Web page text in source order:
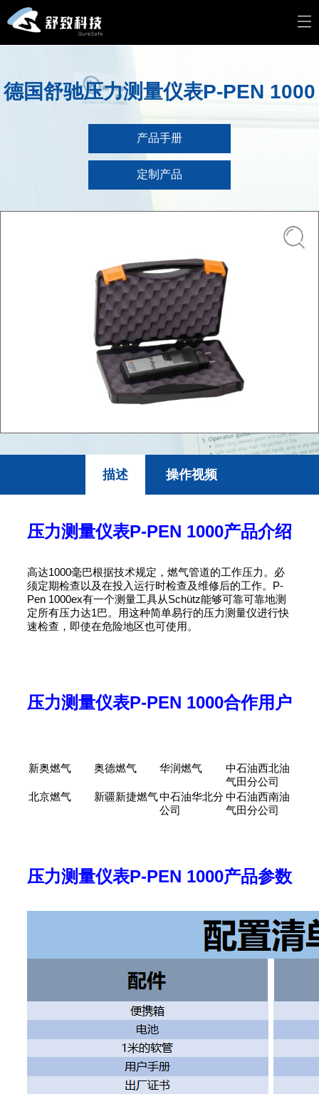
德国舒驰压力测量仪表P-PEN 1000
产品手册
定制产品
描述 操作视频
压力测量仪表P-PEN 1000产品介绍
高达1000毫巴根据技术规定，燃气管道的工作压力。必
须定期检查以及在投入运行时检查及维修后的工作。P-
Pen 1000ex有一个测量工具从Schütz能够可靠可靠地测
定所有压力达1巴。用这种简单易行的压力测量仪进行快
速检查，即使在危险地区也可使用。
压力测量仪表P-PEN 1000合作用户
新奥燃气 奥德燃气 华润燃气
中石油西北油
气田分公司
北京燃气
新疆新捷燃气中石油华北分
公司
中石油西南油
气田分公司
压力测量仪表P-PEN 1000产品参数